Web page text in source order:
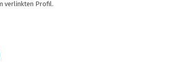
verlinkten Profil.